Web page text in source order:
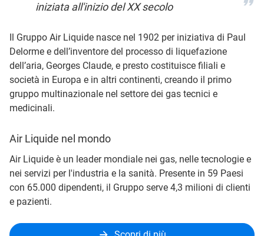
iniziata all'inizio del XX secolo
Il Gruppo Air Liquide nasce nel 1902 per iniziativa di Paul
Delorme e dell’inventore del processo di liquefazione
dell’aria, Georges Claude, e presto costituisce filiali e
società in Europa e in altri continenti, creando il primo
gruppo multinazionale nel settore dei gas tecnici e
medicinali.
Air Liquide nel mondo
Air Liquide è un leader mondiale nei gas, nelle tecnologie e
nei servizi per l'industria e la sanità. Presente in 59 Paesi
con 65.000 dipendenti, il Gruppo serve 4,3 milioni di clienti
e pazienti.